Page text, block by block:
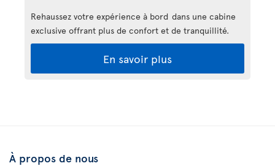
Rehaussez votre expérience à bord dans une cabine
exclusive offrant plus de confort et de tranquillité.
En savoir plus
À propos de nous